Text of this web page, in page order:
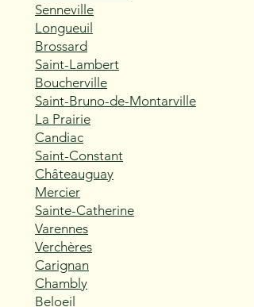
Senneville
Longueuil
Brossard
Saint-Lambert
Boucherville
Saint-Bruno-de-Montarville
La Prairie
Candiac
Saint-Constant
Châteauguay
Mercier
Sainte-Catherine
Varennes
Verchères
Carignan
Chambly
Beloeil